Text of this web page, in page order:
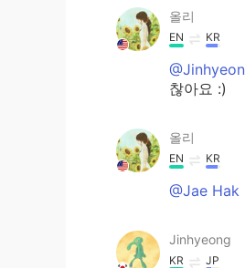
올리
EN KR
찮아요 :)
올리
EN KR
@Jae Hak
Jinhyeong
KR JP